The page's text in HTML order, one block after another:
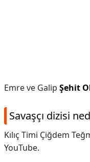
Emre ve Galip Şehit
Savaşçı dizisi
Kılıç Timi Çiğdem
YouTube.